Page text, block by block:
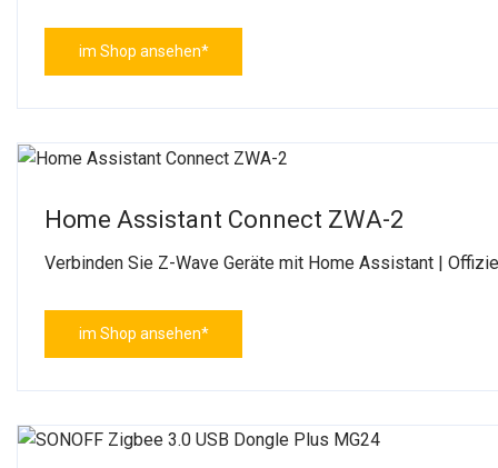
im Shop ansehen*
Home Assistant Connect ZWA-2
Verbinden Sie Z-Wave Geräte mit Home Assistant |
im Shop ansehen*